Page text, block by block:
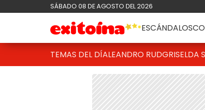
SÁBADO 08 DE AGOSTO DEL 2026
ESCÁNDALOS
TEMAS DEL DÍALEANDRO RUDGRISELDA